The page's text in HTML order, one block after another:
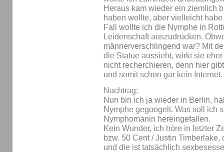
Heraus kam wieder ein ziemlich
haben wollte, aber vielleicht
Fall wollte ich die Nymphe in
Leidenschaft auszudrücken.
männerverschlingend war? Mit
die Statue aussieht, wirkt sie
nicht recherchieren, denn hier
und somit schon gar kein Internet.
Nachtrag:
Nun bin ich ja wieder in Berlin,
Nymphe gegoogelt. Was soll ich
Nymphomanin hereingefallen.
Kein Wunder, ich höre in letzter
bzw. 50 Cent / Justin
und die ist tatsächlich